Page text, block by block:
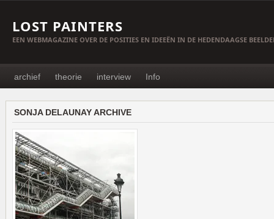
LOST PAINTERS
EEN WEBMAGAZINE OVER DE POSITIES EN IDEEËN IN DE HEDENDAAGSE
archief theorie interview Info
SONJA DELAUNAY ARCHIVE